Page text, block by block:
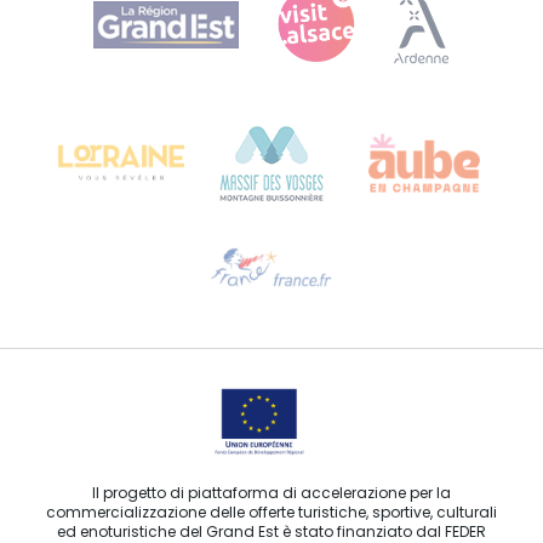
Bureau de Colmar (sede operativa)
Contattaci per e-mail
Il progetto di piattaforma di accelerazione per la
commercializzazione delle offerte turistiche, sportive, culturali
ed enoturistiche del Grand Est è stato finanziato dal FEDER